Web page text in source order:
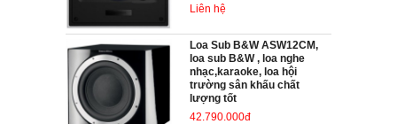
Liên hệ
Loa Sub B&W ASW12CM,
loa sub B&W , loa nghe
nhạc,karaoke, loa hội
trường sân khấu chất
lượng tốt
42.790.000đ